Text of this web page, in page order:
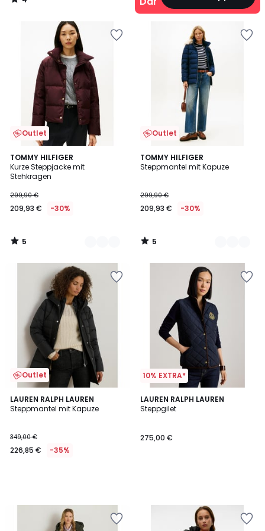
/
Outlet
TOMMY HILFIGER
Kurze Steppjacke mit
Stehkragen
299,90 €
209,93 € -30%
5
/
5
2
Farben
5
/
Outlet
TOMMY HILFIGER
Steppmantel mit Kapuze
299,90 €
209,93 € -30%
5
/
2
Farben
5
/
Outlet
LAUREN RALPH LAUREN
Steppmantel mit Kapuze
349,00 €
226,85 € -35%
10% EXTRA*
LAUREN RALPH LAUREN
Steppgilet
275,00 €